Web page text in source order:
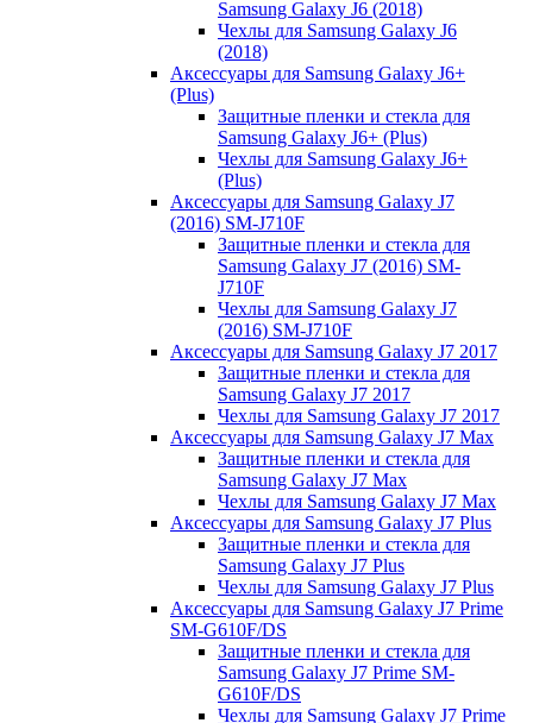
Samsung Galaxy J6 (2018)
Чехлы для Samsung Galaxy J6
(2018)
Аксессуары для Samsung Galaxy J6+
(Plus)
Защитные пленки и стекла для
Samsung Galaxy J6+ (Plus)
Чехлы для Samsung Galaxy J6+
(Plus)
Аксессуары для Samsung Galaxy J7
(2016) SM-J710F
Защитные пленки и стекла для
Samsung Galaxy J7 (2016) SM-
J710F
Чехлы для Samsung Galaxy J7
(2016) SM-J710F
Аксессуары для Samsung Galaxy J7 2017
Защитные пленки и стекла для
Samsung Galaxy J7 2017
Чехлы для Samsung Galaxy J7 2017
Аксессуары для Samsung Galaxy J7 Max
Защитные пленки и стекла для
Samsung Galaxy J7 Max
Чехлы для Samsung Galaxy J7 Max
Аксессуары для Samsung Galaxy J7 Plus
Защитные пленки и стекла для
Samsung Galaxy J7 Plus
Чехлы для Samsung Galaxy J7 Plus
Аксессуары для Samsung Galaxy J7 Prime
SM-G610F/DS
Защитные пленки и стекла для
Samsung Galaxy J7 Prime SM-
G610F/DS
Чехлы для Samsung Galaxy J7 Prime